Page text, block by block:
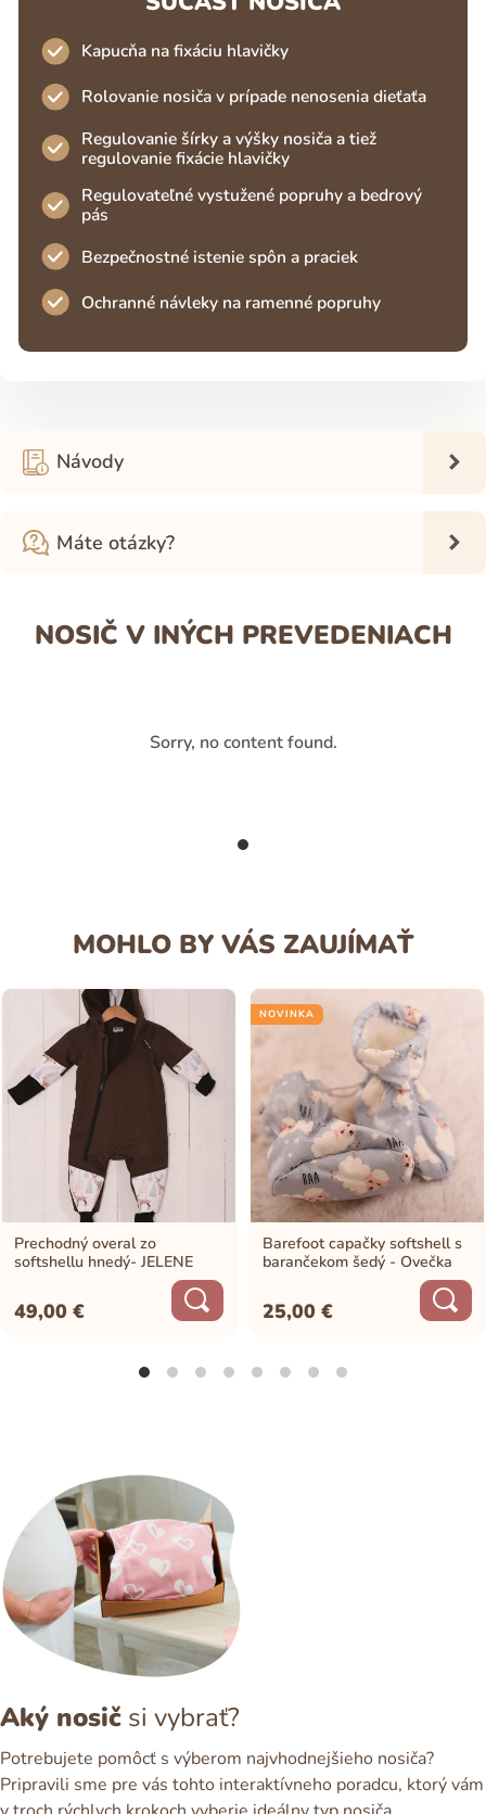
Kapucňa na fixáciu hlavičky
Rolovanie nosiča v prípade nenosenia dieťaťa
Regulovanie šírky a výšky nosiča a tiež
regulovanie fixácie hlavičky
Regulovateľné vystužené popruhy a bedrový
pás
Bezpečnostné istenie spôn a praciek
Ochranné návleky na ramenné popruhy
Návody
Máte otázky?
NOSIČ V INÝCH PREVEDENIACH
Sorry, no content found.
MOHLO BY VÁS ZAUJÍMAŤ
Prechodný overal zo
softshellu hnedý- JELENE
49,00€
NOVINKA
Barefoot capačky softshell s
barančekom šedý - Ovečka
25,00€
Aký nosič si vybrať?
Potrebujete pomôcť s výberom najvhodnejšieho nosiča?
Pripravili sme pre vás tohto interaktívneho poradcu, ktorý vám